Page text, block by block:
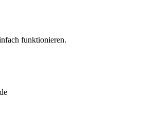
funktionieren.